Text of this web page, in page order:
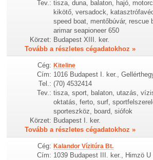
Tev.: tisza, duna, balaton, hajó,
kikötő, versadock,
speed boat, mentőbúvár, rescue
arimar seapioneer 650
Körzet: Budapest XIII. ker.
Tovább a részletes cégadatokhoz »
Cég: Kiteline
Cím: 1016 Budapest I. ker.,
Tel.: (70) 4532414
Tev.: tisza, sport, balaton, utazás,
oktatás, ferto, surf,
sporteszköz, board, siófok
Körzet: Budapest I. ker.
Tovább a részletes cégadatokhoz »
Cég: Kalandor Vízitúra Bt.
Cím: 1039 Budapest III. ker., Himzö U